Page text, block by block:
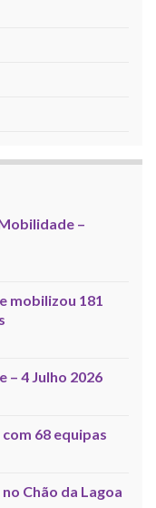
–
mobilizou 181
– 4 Julho 2026
68 equipas
Chão da Lagoa